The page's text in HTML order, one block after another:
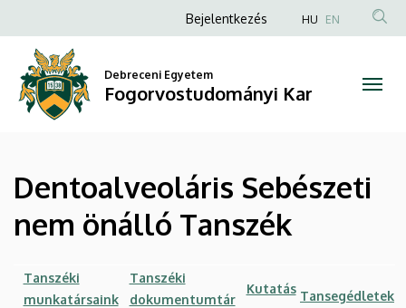
Dentoalveoláris
Sebészeti
nem
önálló
Fogorvostudományi
Kar
a
tartalomra
Anonim
fiók
menüje
Bejelentkezés HU EN
Debreceni Egyetem
Fogorvostudományi Kar
Dentoalveoláris Sebészeti
nem önálló Tanszék
Tanszéki
munkatársaink
Tanszéki
dokumentumtár
Kutatás Tansegédletek